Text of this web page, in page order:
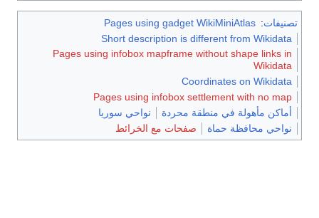
تصنيفات:
Pages using gadget WikiMiniAtlas
Short description is different from Wikidata
Pages using infobox mapframe without shape links in
Wikidata
Coordinates on Wikidata
Pages using infobox settlement with no map
أماكن مأهولة في منطقة محردة
نواحي سوريا
نواحي محافظة حماة
صفحات مع الخرائط